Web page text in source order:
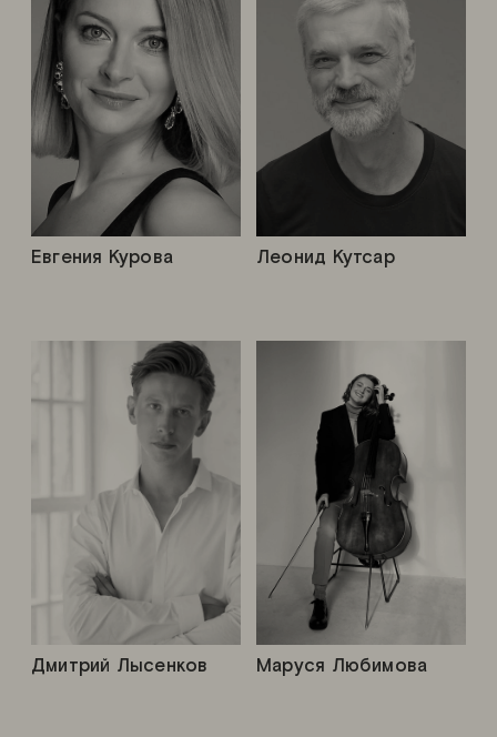
Дмитрий Лысенков Маруся Любимова
Евгения Курова Леонид Кутсар